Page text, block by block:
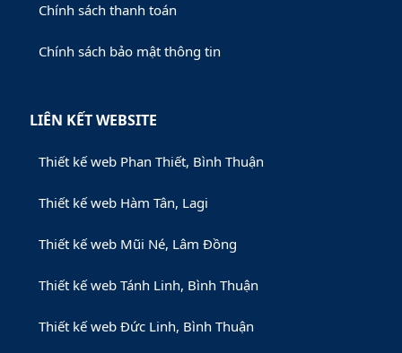
Chính sách thanh toán
Chính sách bảo mật thông tin
LIÊN KẾT WEBSITE
Thiết kế web Phan Thiết, Bình Thuận
Thiết kế web Hàm Tân, Lagi
Thiết kế web Mũi Né, Lâm Đồng
Thiết kế web Tánh Linh, Bình Thuận
Thiết kế web Đức Linh, Bình Thuận